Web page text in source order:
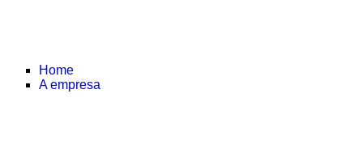
Home
A empresa